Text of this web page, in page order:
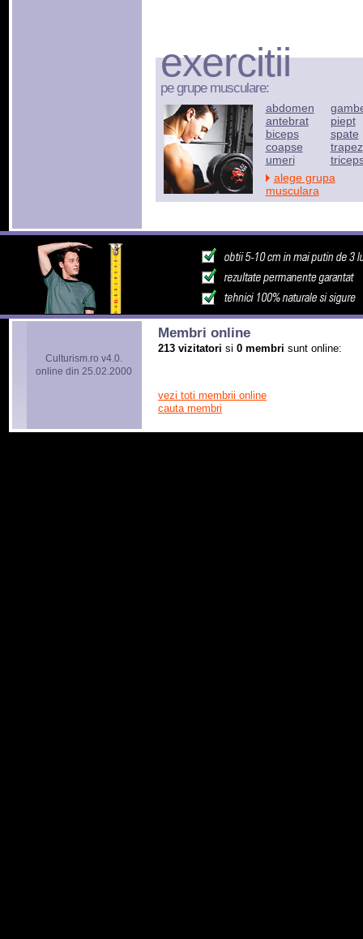
exercitii
pe grupe musculare:
abdomen
antebrat
biceps
coapse
umeri
piept
spate
trapez
alege grupa
musculara
Culturism.ro v4.0.
online din 25.02.2000
Membri online
213 vizitatori si 0 membri sunt online:
vezi toti membrii online
cauta membri